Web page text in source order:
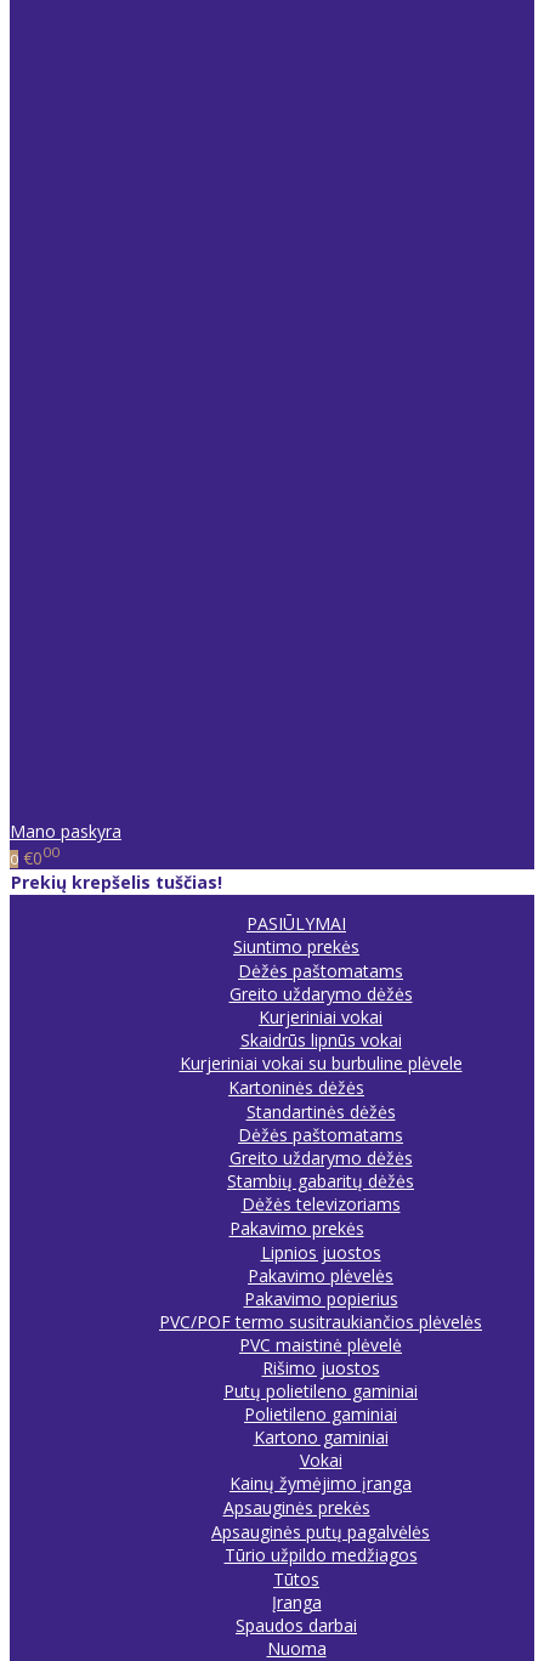
Mano paskyra
0 €000
Prekių krepšelis tuščias!
PASIŪLYMAI
Siuntimo prekės
Dėžės paštomatams
Greito uždarymo dėžės
Kurjeriniai vokai
Skaidrūs lipnūs vokai
Kurjeriniai vokai su burbuline plėvele
Kartoninės dėžės
Standartinės dėžės
Dėžės paštomatams
Greito uždarymo dėžės
Stambių gabaritų dėžės
Dėžės televizoriams
Pakavimo prekės
Lipnios juostos
Pakavimo plėvelės
Pakavimo popierius
PVC/POF termo susitraukiančios plėvelės
PVC maistinė plėvelė
Rišimo juostos
Putų polietileno gaminiai
Polietileno gaminiai
Kartono gaminiai
Vokai
Kainų žymėjimo įranga
Apsauginės prekės
Apsauginės putų pagalvėlės
Tūrio užpildo medžiagos
Tūtos
Įranga
Spaudos darbai
Nuoma